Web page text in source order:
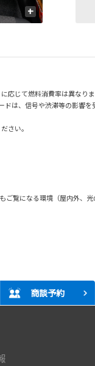
+
じて燃料消費率は異なりま
は、信号や渋滞等の影響
さい。
覧になる環境（屋内外、光
商談予約